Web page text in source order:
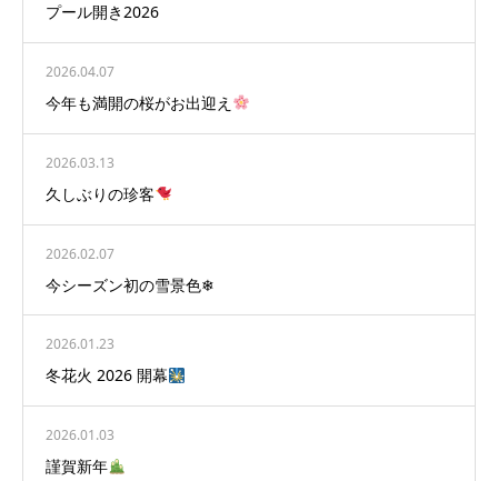
プール開き2026
2026.04.07
今年も満開の桜がお出迎え
2026.03.13
久しぶりの珍客
2026.02.07
今シーズン初の雪景色❄
2026.01.23
冬花火 2026 開幕
2026.01.03
謹賀新年